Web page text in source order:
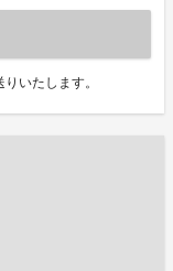
いたします。